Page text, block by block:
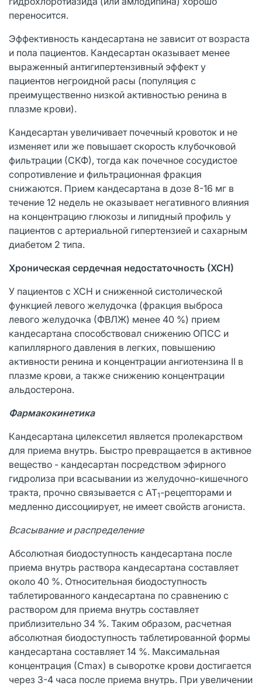
переносится.
Эффективность кандесартана не зависит от возраста
и пола пациентов. Кандесартан оказывает менее
выраженный антигипертензивный эффект у
пациентов негроидной расы (популяция с
преимущественно низкой активностью ренина в
плазме крови).
Кандесартан увеличивает почечный кровоток и не
изменяет или же повышает скорость клубочковой
фильтрации (СКФ), тогда как почечное сосудистое
сопротивление и фильтрационная фракция
снижаются. Прием кандесартана в дозе 8-16 мг в
течение 12 недель не оказывает негативного влияния
на концентрацию глюкозы и липидный профиль у
пациентов с артериальной гипертензией и сахарным
диабетом 2 типа.
Хроническая сердечная недостаточность (ХСН)
У пациентов с ХСН и сниженной систолической
функцией левого желудочка (фракция выброса
левого желудочка (ФВЛЖ) менее 40 %) прием
кандесартана способствовал снижению ОПСС и
капиллярного давления в легких, повышению
активности ренина и концентрации ангиотензина II в
плазме крови, а также снижению концентрации
альдостерона.
Фармакокинетика
Кандесартана цилексетил является пролекарством
для приема внутрь. Быстро превращается в активное
вещество - кандесартан посредством эфирного
гидролиза при всасывании из желудочно-кишечного
тракта, прочно связывается с АТ1-рецепторами и
медленно диссоциирует, не имеет свойств агониста.
Всасывание и распределение
Абсолютная биодоступность кандесартана после
приема внутрь раствора кандесартана составляет
около 40 %. Относительная биодоступность
таблетированного кандесартана по сравнению с
раствором для приема внутрь составляет
приблизительно 34 %. Таким образом, расчетная
абсолютная биодоступность таблетированной формы
кандесартана составляет 14 %. Максимальная
концентрация (Сmax) в сыворотке крови достигается
через 3-4 часа после приема внутрь. При увеличении